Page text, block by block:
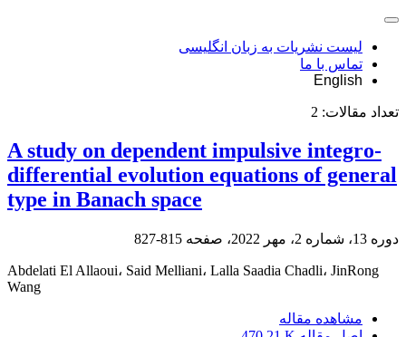
لیست نشریات به زبان انگلیسی
تماس با ما
English
تعداد مقالات: 2
A study on dependent impulsive integro-
differential evolution equations of general
type in Banach space
دوره 13، شماره 2، مهر 2022، صفحه 815-827
Abdelati El Allaoui، Said Melliani، Lalla Saadia Chadli، JinRong
Wang
مشاهده مقاله